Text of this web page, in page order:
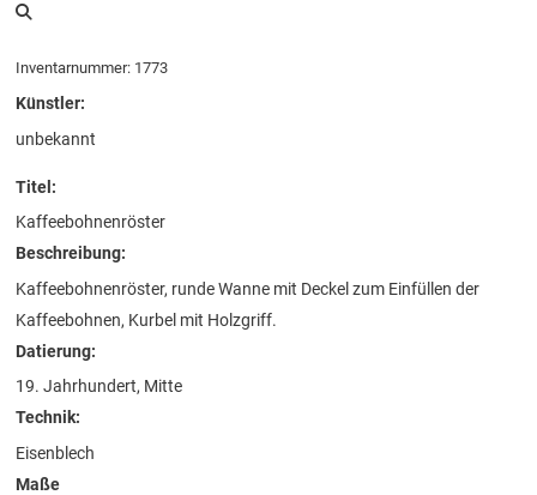
Inventarnummer: 1773
Künstler:
unbekannt
Titel:
Kaffeebohnenröster
Beschreibung:
Kaffeebohnenröster, runde Wanne mit Deckel zum Einfüllen der
Kaffeebohnen, Kurbel mit Holzgriff.
Datierung:
19. Jahrhundert, Mitte
Technik:
Eisenblech
Maße